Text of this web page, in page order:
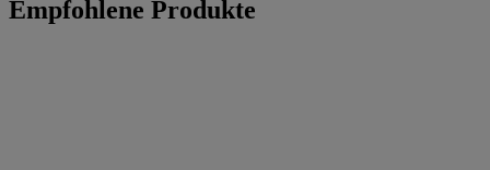
Empfohlene Produkte